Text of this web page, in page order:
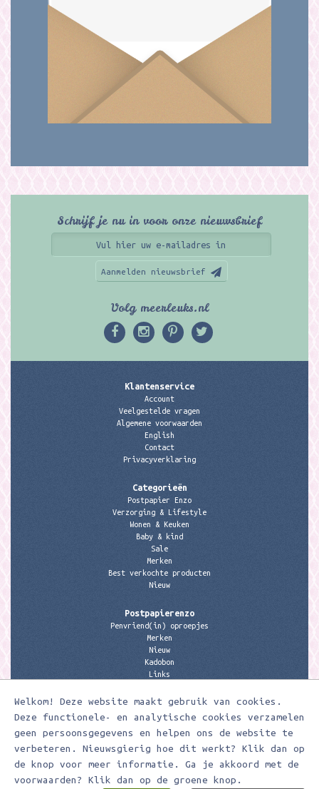
Welkom! Deze website maakt gebruik van cookies.
Deze functionele- en analytische cookies verzamelen
geen persoonsgegevens en helpen ons de website te
verbeteren. Nieuwsgierig hoe dit werkt? Klik dan op
de knop voor meer informatie. Ga je akkoord met de
voorwaarden? Klik dan op de groene knop.
Schrijf je nu in voor onze nieuwsbrief
Aanmelden nieuwsbrief
Volg meerleuks.nl
Klantenservice
Account
Veelgestelde vragen
Algemene voorwaarden
English
Contact
Privacyverklaring
Categorieën
Postpapier Enzo
Verzorging & Lifestyle
Wonen & Keuken
Baby & kind
Sale
Merken
Best verkochte producten
Nieuw
Postpapierenzo
Penvriend(in) oproepjes
Merken
Nieuw
Kadobon
Links
Contactgegevens
Meerleuks
anita@meerleuks.nl
06 – 107 163 36
KVK nummer: 58807179
BTW nummer: 853190859B01